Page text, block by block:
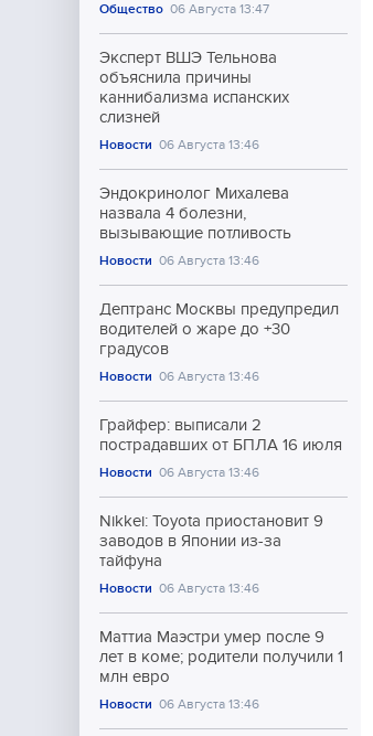
Общество 06 Августа 13:47
Эксперт ВШЭ Тельнова
объяснила причины
каннибализма испанских
слизней
Новости 06 Августа 13:46
Эндокринолог Михалева
назвала 4 болезни,
вызывающие потливость
Новости 06 Августа 13:46
Дептранс Москвы предупредил
водителей о жаре до +30
градусов
Новости 06 Августа 13:46
Грайфер: выписали 2
пострадавших от БПЛА 16 июля
Новости 06 Августа 13:46
Nikkei: Toyota приостановит 9
заводов в Японии из-за
тайфуна
Новости 06 Августа 13:46
Маттиа Маэстри умер после 9
лет в коме; родители получили 1
млн евро
Новости 06 Августа 13:46